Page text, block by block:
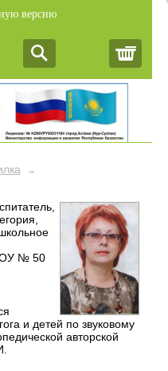
версию
→
№ 50
и детей по звуковому
авторской